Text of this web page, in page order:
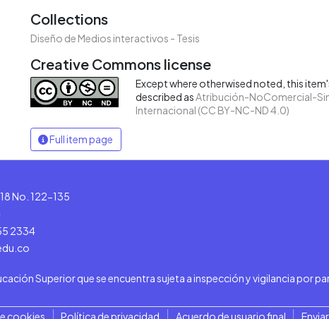
Collections
Diseño de Medios interactivos - Tesis
Creative Commons license
Except where otherwised noted, this
described as Atribución-NoComercial-
Internacional (CC BY-NC-ND 4.0)
Full item page
No. 122-135
2334
Superior que se encuentra sujeta a inspección y vigilancia por
cookies Política de privacidad Acuerdo de usuario final